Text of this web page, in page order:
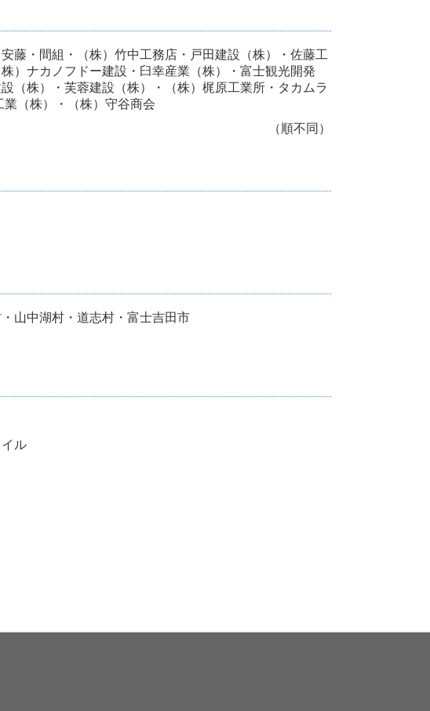
藤・間組・（株）竹中工務店・戸田建設（株）・佐藤工
）ナカノフドー建設・臼幸産業（株）・富士観光開発
（株）・芙蓉建設（株）・（株）梶原工業所・タカムラ
（株）・（株）守谷商会
（順不同）
山中湖村・道志村・富士吉田市
ル